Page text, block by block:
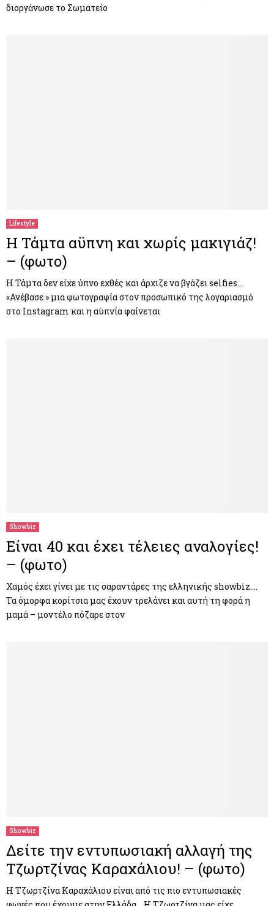
διοργάνωσε το Σωματείο
Lifestyle
Η Τάμτα αϋπνη και χωρίς μακιγιάζ!
– (φωτο)
Η Τάμτα δεν είχε ύπνο εχθές και άρχιζε να βγάζει selfies…
«Ανέβασε » μια φωτογραφία στον προσωπικό της λογαριασμό
στο Instagram και η αϋπνία φαίνεται
Showbiz
Είναι 40 και έχει τέλειες αναλογίες!
– (φωτο)
Χαμός έχει γίνει με τις σαραντάρες της ελληνικής showbiz….
Τα όμορφα κορίτσια μας έχουν τρελάνει και αυτή τη φορά η
μαμά – μοντέλο πόζαρε στον
Showbiz
Δείτε την εντυπωσιακή αλλαγή της
Τζωρτζίνας Καραχάλιου! – (φωτο)
Η Τζωρτζίνα Καραχάλιου είναι από τις πιο εντυπωσιακές